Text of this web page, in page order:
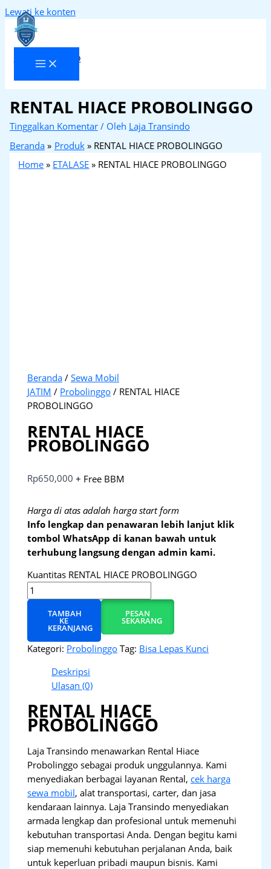
Lewati ke konten
Laja Transindo
RENTAL HIACE PROBOLINGGO
Tinggalkan Komentar / Oleh Laja Transindo
Beranda
Produk
RENTAL HIACE PROBOLINGGO
Home » ETALASE » RENTAL HIACE PROBOLINGGO
Beranda /Sewa Mobil
JATIM / Probolinggo / RENTAL HIACE
PROBOLINGGO
RENTAL HIACE
PROBOLINGGO
Rp650,000 + Free BBM
Harga di atas adalah harga start form
Info lengkap dan penawaran lebih lanjut klik
tombol WhatsApp di kanan bawah untuk
terhubung langsung dengan admin kami.
Kuantitas RENTAL HIACE PROBOLINGGO
TAMBAH
KE
KERANJANG
PESAN
SEKARANG
Kategori: Probolinggo Tag: Bisa Lepas Kunci
Deskripsi
Ulasan (0)
RENTAL HIACE
PROBOLINGGO
Laja Transindo menawarkan Rental Hiace
Probolinggo sebagai produk unggulannya. Kami
menyediakan berbagai layanan Rental, cek harga
sewa mobil, alat transportasi, carter, dan jasa
kendaraan lainnya. Laja Transindo menyediakan
armada lengkap dan profesional untuk memenuhi
kebutuhan transportasi Anda. Dengan begitu kami
siap memenuhi kebutuhan perjalanan Anda, baik
untuk keperluan pribadi maupun bisnis. Kami